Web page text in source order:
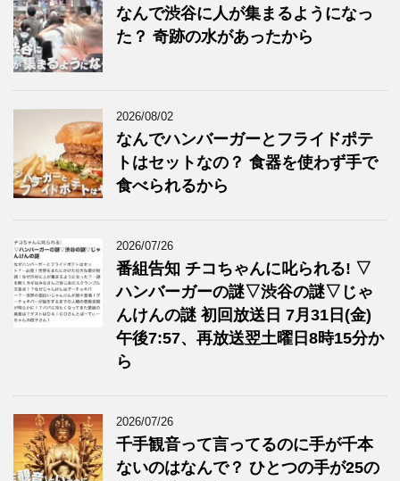
なんで渋谷に人が集まるようになっ
た？ 奇跡の水があったから
2026/08/02
なんでハンバーガーとフライドポテ
トはセットなの？ 食器を使わず手で
食べられるから
2026/07/26
番組告知 チコちゃんに叱られる! ▽
ハンバーガーの謎▽渋谷の謎▽じゃ
んけんの謎 初回放送日 7月31日(金)
午後7:57、再放送翌土曜日8時15分か
ら
2026/07/26
千手観音って言ってるのに手が千本
ないのはなんで？ ひとつの手が25の